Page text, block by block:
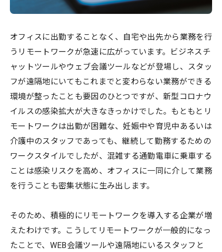
オフィスに出勤することなく、自宅や出先から業務を行
うリモートワークが急速に広がっています。ビジネスチ
ャットツールやウェブ会議ツールなどが登場し、スタッ
フが遠隔地にいてもこれまでと変わらない業務ができる
環境が整ったことも要因のひとつですが、新型コロナウ
イルスの感染拡大が大きなきっかけでした。もともとリ
モートワークは出勤が困難な、妊娠中や育児中あるいは
介護中のスタッフであっても、継続して勤務するための
ワークスタイルでしたが、混雑する通勤電車に乗車する
ことは感染リスクを高め、オフィスに一同に介して業務
を行うことも密集状態に生み出します。
そのため、積極的にリモートワークを導入する企業が増
えたわけです。こうしてリモートワークが一般的になっ
たことで、WEB会議ツールや遠隔地にいるスタッフと